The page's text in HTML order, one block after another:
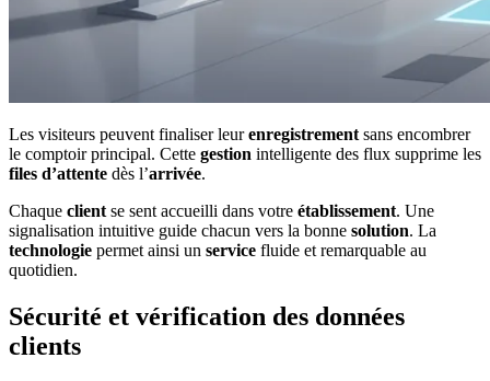
Les visiteurs peuvent finaliser leurenregistrement sans encombrer
le comptoir principal. Cette gestion intelligente des flux supprime les
files d’attente dès l’arrivée.
Chaque client se sent accueilli dans votre établissement. Une
signalisation intuitive guide chacun vers la bonne solution. La
technologie permet ainsi un service fluide et remarquable au
quotidien.
Sécurité et vérification des données
clients